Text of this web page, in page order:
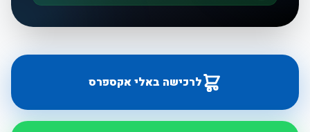
לרכישה באלי אקספרס